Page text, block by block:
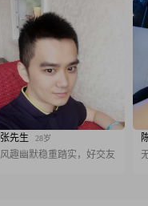
张先生 28岁
风趣幽默稳重踏实，好交友